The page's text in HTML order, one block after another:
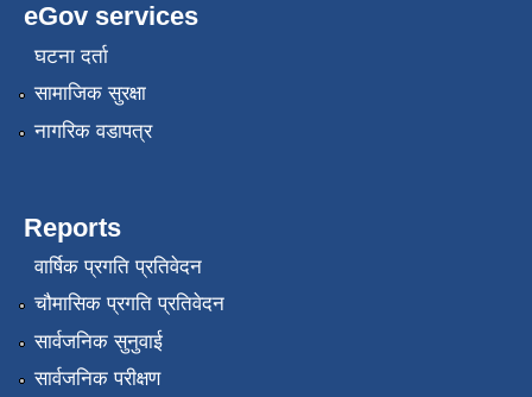
eGov services
घटना दर्ता
सामाजिक सुरक्षा
नागरिक वडापत्र
Reports
वार्षिक प्रगति प्रतिवेदन
चौमासिक प्रगति प्रतिवेदन
सार्वजनिक सुनुवाई
सार्वजनिक परीक्षण